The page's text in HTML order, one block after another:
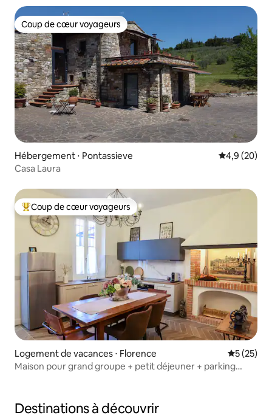
Coup de cœur voyageurs
Coup de cœur voyageurs
Hébergement ⋅ Pontassieve Évaluation
4,9 (20)
Casa Laura
Coups de cœur voyageurs les plus appréciés
Coup de cœur voyageurs
Logement de vacances ⋅ Florence
5 (25)
Maison pour grand groupe + petit déjeuner + parking
Destinations à découvrir